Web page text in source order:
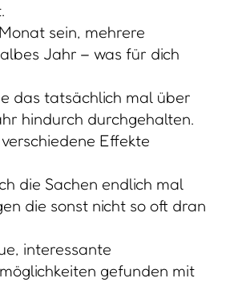
sein, mehrere
Jahr – was für dich
das tatsächlich mal über
hindurch durchgehalten.
Effekte
die Sachen endlich mal
die sonst nicht so oft dran
interessante
gefunden mit